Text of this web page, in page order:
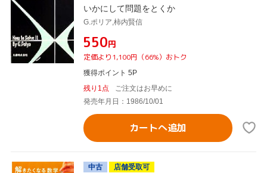
いかにして問題をとくか
G.ポリア,柿内賢信
¥550円
定価より1,100円（66%）おトク
獲得ポイント 5P
残り1点
ご注文はお早めに
発売年月日：1986/10/01
カートへ追加
中古
店舗受取可